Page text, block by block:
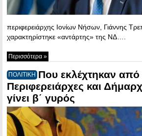
περιφερειάρχης Ιονίων Νήσων, Γιάννης
χαρακτηρίστηκε «αντάρτης» της ΝΔ….
Περισσότερα »
ΠΟΛΙΤΙΚΗ Που εκλέχτηκαν από
Περιφερειάρχες και
γίνει β΄ γυρός